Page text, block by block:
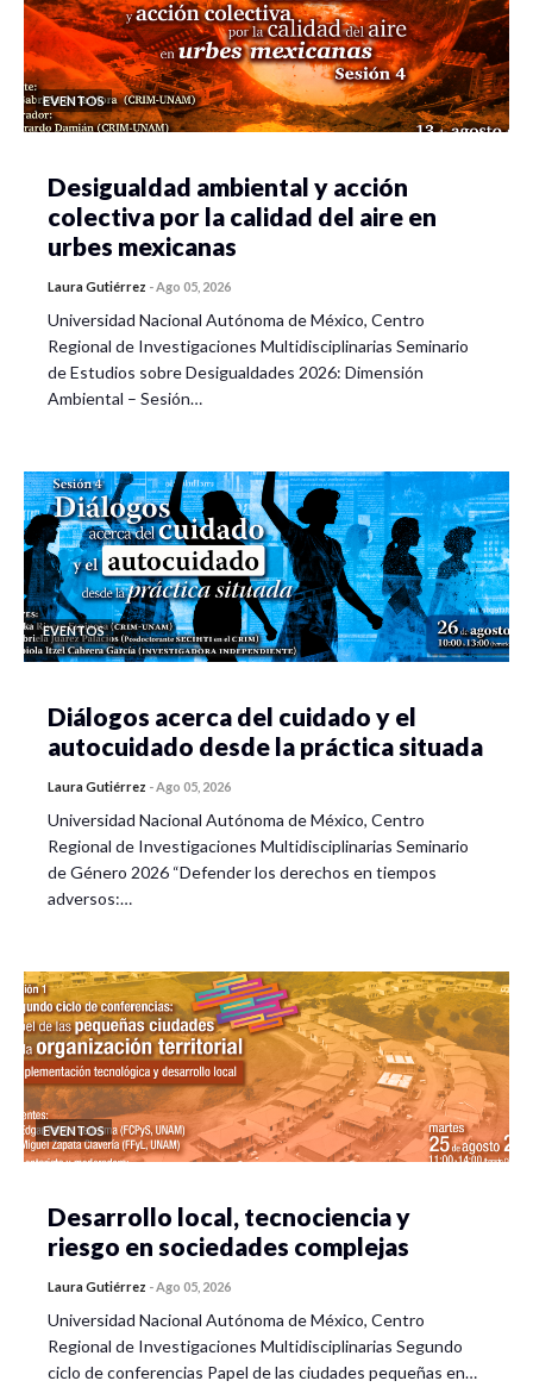
EVENTOS
Desigualdad ambiental y acción
colectiva por la calidad del aire en
urbes mexicanas
Laura Gutiérrez -Ago 05, 2026
Universidad Nacional Autónoma de México, Centro
Regional de Investigaciones Multidisciplinarias Seminario
de Estudios sobre Desigualdades 2026: Dimensión
Ambiental – Sesión…
EVENTOS
Diálogos acerca del cuidado y el
autocuidado desde la práctica situada
Laura Gutiérrez -Ago 05, 2026
Universidad Nacional Autónoma de México, Centro
Regional de Investigaciones Multidisciplinarias Seminario
de Género 2026 “Defender los derechos en tiempos
adversos:…
EVENTOS
Desarrollo local, tecnociencia y
riesgo en sociedades complejas
Laura Gutiérrez -Ago 05, 2026
Universidad Nacional Autónoma de México, Centro
Regional de Investigaciones Multidisciplinarias Segundo
ciclo de conferencias Papel de las ciudades pequeñas en…